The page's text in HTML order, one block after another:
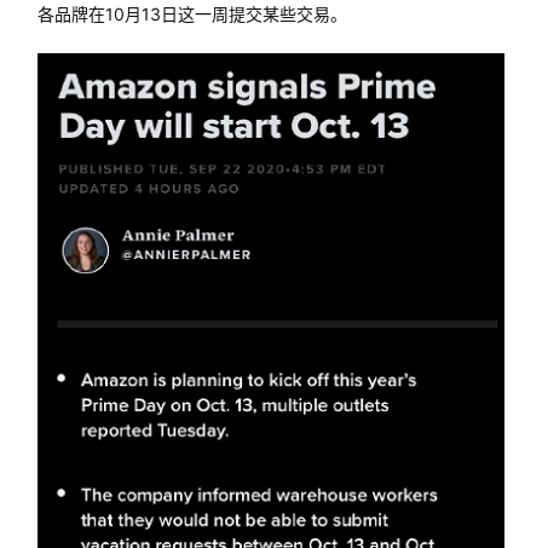
各品牌在10月13日这一周提交某些交易。